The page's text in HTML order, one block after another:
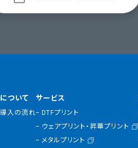
ついて
導入の流れ
サービス
DTFプリント
ウェアプリント・昇華プリント
メタルプリント